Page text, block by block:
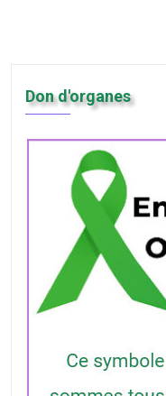
Don d'organes